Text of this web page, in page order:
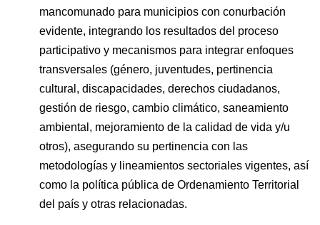
mancomunado para municipios con conurbación
evidente, integrando los resultados del proceso
participativo y mecanismos para integrar enfoques
transversales (género, juventudes, pertinencia
cultural, discapacidades, derechos ciudadanos,
gestión de riesgo, cambio climático, saneamiento
ambiental, mejoramiento de la calidad de vida y/u
otros), asegurando su pertinencia con las
metodologías y lineamientos sectoriales vigentes, así
como la política pública de Ordenamiento Territorial
del país y otras relacionadas.